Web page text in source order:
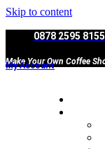
Skip to content
0878 2595 8155
Make Your Own Coffee
My Account